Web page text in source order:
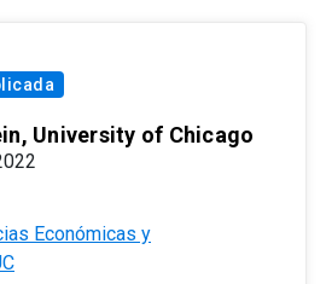
University of Chicago
Económicas y